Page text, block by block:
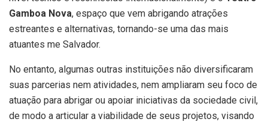
Gamboa Nova, espaço que vem abrigando atrações
estreantes e alternativas, tornando-se uma das mais
atuantes me Salvador.
No entanto, algumas outras instituições não diversificaram
suas parcerias nem atividades, nem ampliaram seu foco de
atuação para abrigar ou apoiar iniciativas da sociedade civil,
de modo a articular a viabilidade de seus projetos, visando